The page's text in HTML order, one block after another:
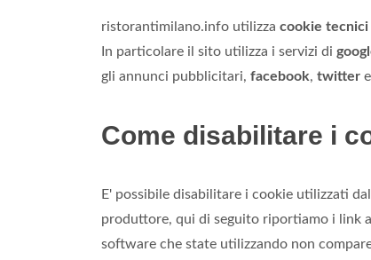
ristorantimilano.info utilizza cookie tecnici
In particolare il sito utilizza i servizi di
gli annunci pubblicitari, facebook, twitter e
Come disabilitare i
E' possibile disabilitare i cookie utilizzati
produttore, qui di seguito riportiamo i link
software che state utilizzando non